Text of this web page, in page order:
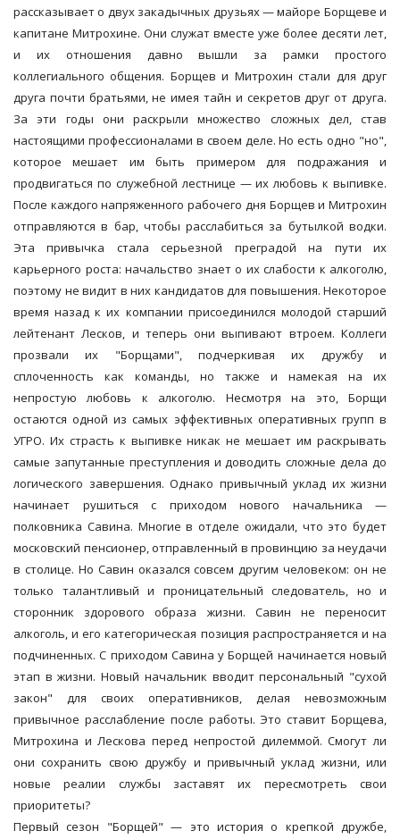
рассказывает о двух закадычных друзьях — майоре Борщеве и
капитане Митрохине. Они служат вместе уже более десяти лет,
и их отношения давно вышли за рамки простого
коллегиального общения. Борщев и Митрохин стали для друг
друга почти братьями, не имея тайн и секретов друг от друга.
За эти годы они раскрыли множество сложных дел, став
настоящими профессионалами в своем деле. Но есть одно "но",
которое мешает им быть примером для подражания и
продвигаться по служебной лестнице — их любовь к выпивке.
После каждого напряженного рабочего дня Борщев и Митрохин
отправляются в бар, чтобы расслабиться за бутылкой водки.
Эта привычка стала серьезной преградой на пути их
карьерного роста: начальство знает о их слабости к алкоголю,
поэтому не видит в них кандидатов для повышения. Некоторое
время назад к их компании присоединился молодой старший
лейтенант Лесков, и теперь они выпивают втроем. Коллеги
прозвали их "Борщами", подчеркивая их дружбу и
сплоченность как команды, но также и намекая на их
непростую любовь к алкоголю. Несмотря на это, Борщи
остаются одной из самых эффективных оперативных групп в
УГРО. Их страсть к выпивке никак не мешает им раскрывать
самые запутанные преступления и доводить сложные дела до
логического завершения. Однако привычный уклад их жизни
начинает рушиться с приходом нового начальника —
полковника Савина. Многие в отделе ожидали, что это будет
московский пенсионер, отправленный в провинцию за неудачи
в столице. Но Савин оказался совсем другим человеком: он не
только талантливый и проницательный следователь, но и
сторонник здорового образа жизни. Савин не переносит
алкоголь, и его категорическая позиция распространяется и на
подчиненных. С приходом Савина у Борщей начинается новый
этап в жизни. Новый начальник вводит персональный "сухой
закон" для своих оперативников, делая невозможным
привычное расслабление после работы. Это ставит Борщева,
Митрохина и Лескова перед непростой дилеммой. Смогут ли
они сохранить свою дружбу и привычный уклад жизни, или
новые реалии службы заставят их пересмотреть свои
приоритеты?
Первый сезон "Борщей" — это история о крепкой дружбе,